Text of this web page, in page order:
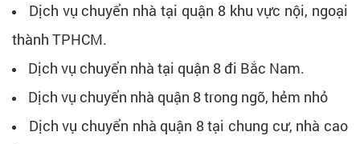
Dịch vụ chuyển nhà tại quận 8 khu vực nội, ngoại
thành TPHCM.
Dịch vụ chuyển nhà tại quận 8 đi Bắc Nam.
Dịch vụ chuyển nhà quận 8 trong ngõ, hẻm nhỏ
Dịch vụ chuyển nhà quận 8 tại chung cư, nhà cao